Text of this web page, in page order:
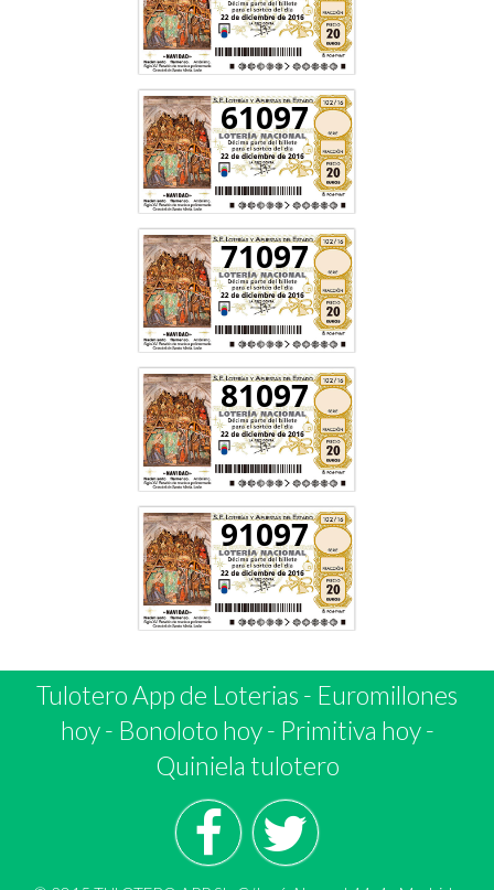
61097
71097
81097
91097
Tulotero App de Loterias - Euromillones
hoy- Bonoloto hoy- Primitiva hoy-
Quiniela tulotero